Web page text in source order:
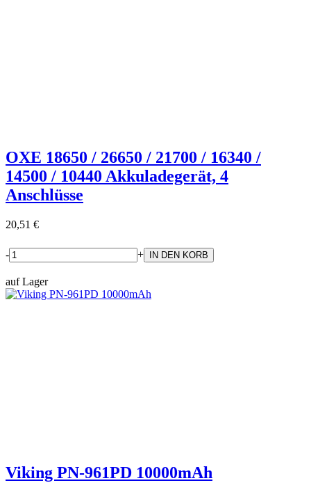
OXE 18650 / 26650 / 21700 / 16340 /
14500 / 10440 Akkuladegerät, 4
Anschlüsse
20,51 €
- +
auf Lager
Viking PN-961PD 10000mAh